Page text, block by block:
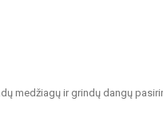
medžiagų ir grindų dangų